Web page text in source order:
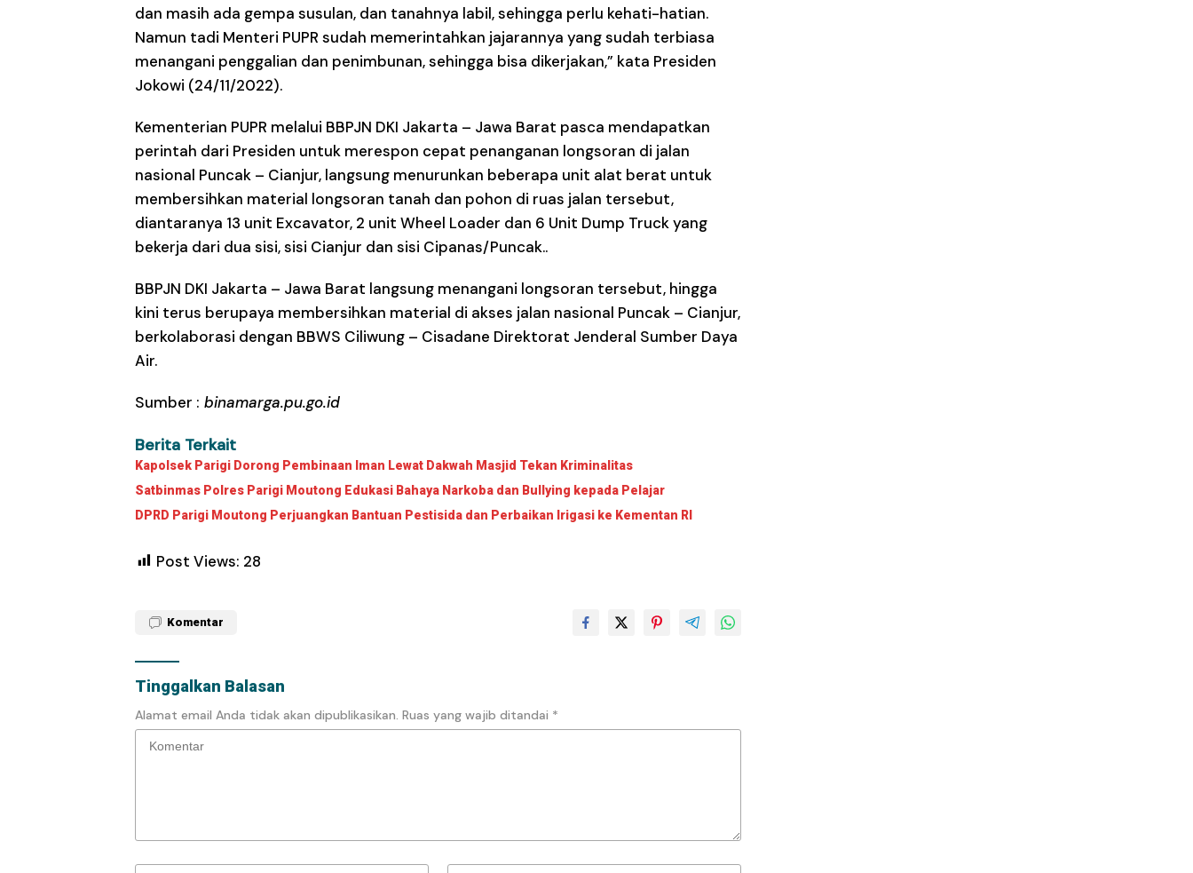
dan masih ada gempa susulan, dan tanahnya labil, sehingga perlu kehati-hatian.
Namun tadi Menteri PUPR sudah memerintahkan jajarannya yang sudah terbiasa
menangani penggalian dan penimbunan, sehingga bisa dikerjakan,” kata Presiden
Jokowi (24/11/2022).
Kementerian PUPR melalui BBPJN DKI Jakarta – Jawa Barat pasca mendapatkan
perintah dari Presiden untuk merespon cepat penanganan longsoran di jalan
nasional Puncak – Cianjur, langsung menurunkan beberapa unit alat berat untuk
membersihkan material longsoran tanah dan pohon di ruas jalan tersebut,
diantaranya 13 unit Excavator, 2 unit Wheel Loader dan 6 Unit Dump Truck yang
bekerja dari dua sisi, sisi Cianjur dan sisi Cipanas/Puncak..
BBPJN DKI Jakarta – Jawa Barat langsung menangani longsoran tersebut, hingga
kini terus berupaya membersihkan material di akses jalan nasional Puncak – Cianjur,
berkolaborasi dengan BBWS Ciliwung – Cisadane Direktorat Jenderal Sumber Daya
Air.
Sumber : binamarga.pu.go.id
Berita Terkait
Kapolsek Parigi Dorong Pembinaan Iman Lewat Dakwah Masjid Tekan Kriminalitas
Satbinmas Polres Parigi Moutong Edukasi Bahaya Narkoba dan Bullying kepada Pelajar
DPRD Parigi Moutong Perjuangkan Bantuan Pestisida dan Perbaikan Irigasi ke Kementan RI
Post Views: 28
Komentar
Tinggalkan Balasan
Alamat email Anda tidak akan dipublikasikan. Ruas yang wajib ditandai *